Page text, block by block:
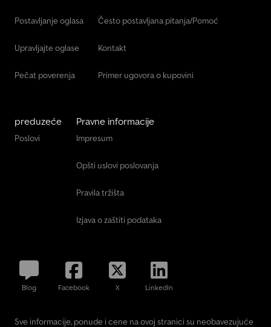
Postavljanje oglasa
Upravljajte oglase
Pečat poverenja
Često postavljana pitanja/Pomoć
Kontakt
Primer ugovora o kupovini
preduzeće
Poslovi
Pravne informacije
Impresum
Opšti uslovi poslovanja
Pravila tržišta
Izjava o zaštiti podataka
Blog Facebook X LinkedIn
Sve informacije, ponude i cene na ovoj stranici su neobavezujuće